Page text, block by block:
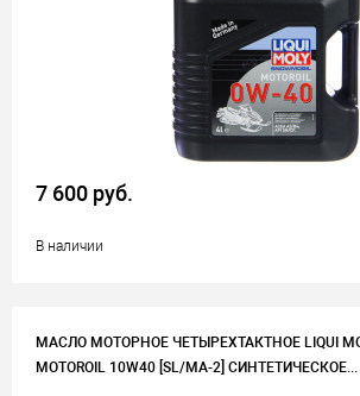
7 600 руб.
В наличии
МАСЛО МОТОРНОЕ ЧЕТЫРЕХТАКТНОЕ LIQUI
MOTOROIL 10W40 [SL/MA-2] СИНТЕТИЧЕСКОЕ...